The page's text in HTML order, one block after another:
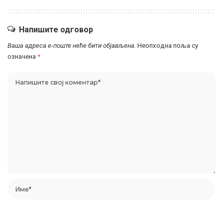
Напишите одговор
Ваша адреса е-поште неће бити објављена. Неопходна поља су
означена *